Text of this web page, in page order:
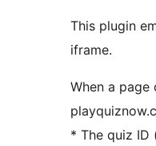
This plugin
iframe.
When a page
* The quiz